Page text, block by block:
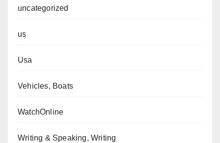
uncategorized
us
Usa
Vehicles, Boats
WatchOnline
Writing & Speaking, Writing